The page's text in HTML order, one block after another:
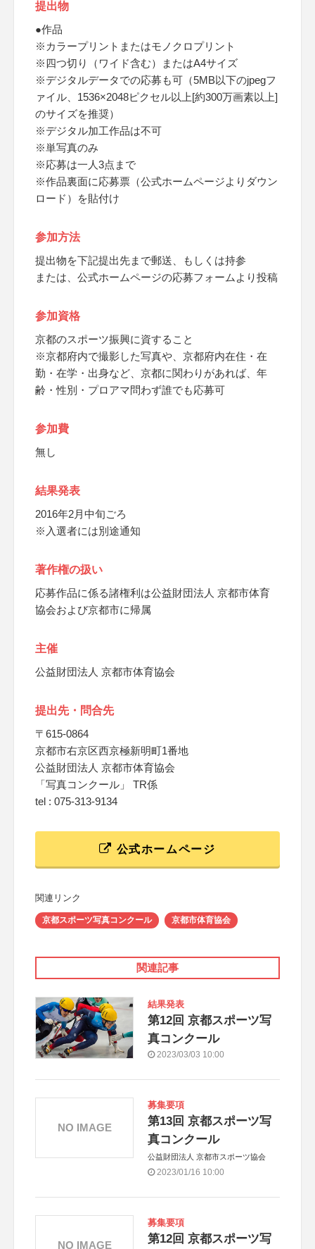
提出物
●作品
※カラープリントまたはモノクロプリント
※四つ切り（ワイド含む）またはA4サイズ
※デジタルデータでの応募も可（5MB以下のjpegフ
ァイル、1536×2048ピクセル以上[約300万画素以上]
のサイズを推奨）
※デジタル加工作品は不可
※単写真のみ
※応募は一人3点まで
※作品裏面に応募票（公式ホームページよりダウン
ロード）を貼付け
参加方法
提出物を下記提出先まで郵送、もしくは持参
または、公式ホームページの応募フォームより投稿
参加資格
京都のスポーツ振興に資すること
※京都府内で撮影した写真や、京都府内在住・在
勤・在学・出身など、京都に関わりがあれば、年
齢・性別・プロアマ問わず誰でも応募可
参加費
無し
結果発表
2016年2月中旬ごろ
※入選者には別途通知
著作権の扱い
応募作品に係る諸権利は公益財団法人 京都市体育
協会および京都市に帰属
主催
公益財団法人 京都市体育協会
提出先・問合先
〒615-0864
京都市右京区西京極新明町1番地
公益財団法人 京都市体育協会
「写真コンクール」 TR係
tel : 075-313-9134
公式ホームページ
関連リンク
京都スポーツ写真コンクール 京都市体育協会
関連記事
結果発表
第12回 京都スポーツ写
真コンクール
2023/03/03 10:00
募集要項
第13回 京都スポーツ写
真コンクール
公益財団法人 京都市スポーツ協会
2023/01/16 10:00
NO IMAGE
募集要項
第12回 京都スポーツ写
NO IMAGE